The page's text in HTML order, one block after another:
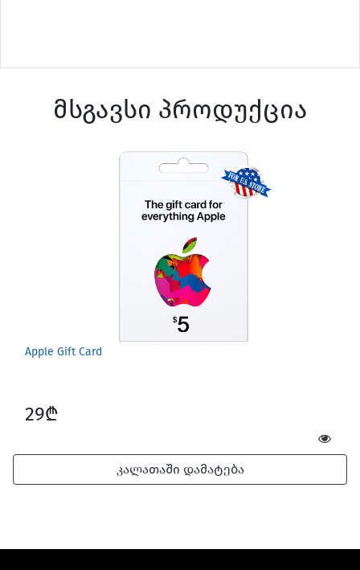
მსგავსი პროდუქცია
Apple Gift Card
29₾
კალათაში დამატება